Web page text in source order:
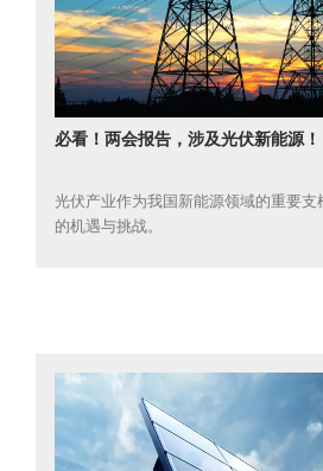
必看！两会报告，涉及光伏新能源！
光伏产业作为我国新能源领域的重要
的机遇与挑战。